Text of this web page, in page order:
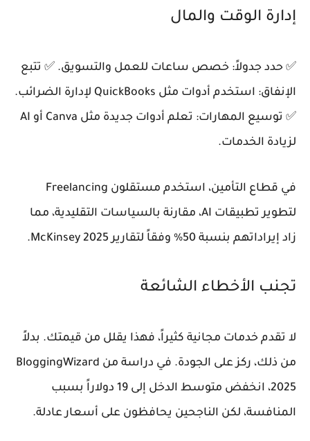
إدارة الوقت والمال
✅ حدد جدولاً: خصص ساعات للعمل والتسويق. ✅ تتبع
الإنفاق: استخدم أدوات مثل QuickBooks لإدارة الضرائب.
✅ توسيع المهارات: تعلم أدوات جديدة مثل Canva أو AI
لزيادة الخدمات.
في قطاع التأمين، استخدم مستقلون Freelancing
لتطوير تطبيقات AI، مقارنة بالسياسات التقليدية، مما
زاد إيراداتهم بنسبة 50% وفقاً لتقارير McKinsey 2025.
تجنب الأخطاء الشائعة
لا تقدم خدمات مجانية كثيراً، فهذا يقلل من قيمتك. بدلاً
من ذلك، ركز على الجودة. في دراسة من BloggingWizard
2025، انخفض متوسط الدخل إلى 19 دولاراً بسبب
المنافسة، لكن الناجحين يحافظون على أسعار عادلة.